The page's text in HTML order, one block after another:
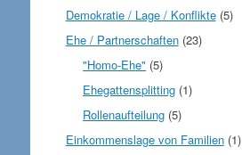
Demokratie / Lage / Konflikte(5)
Ehe / Partnerschaften(23)
"Homo-Ehe" (5)
Ehegattensplitting (1)
Rollenaufteilung (5)
Einkommenslage von Familien(1)